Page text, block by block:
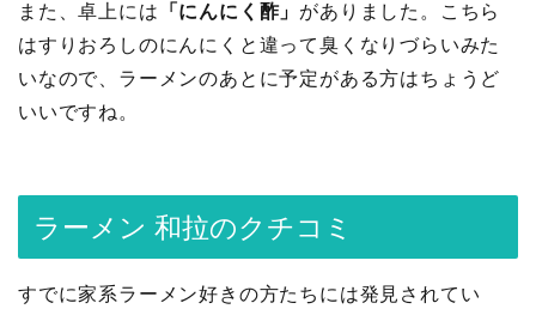
また、卓上には 「にんにく酢」 がありました。こちら
はすりおろしのにんにくと違って臭くなりづらいみた
いなので、ラーメンのあとに予定がある方はちょうど
いいですね。
ラーメン 和拉のクチコミ
すでに家系ラーメン好きの方たちには発見されてい